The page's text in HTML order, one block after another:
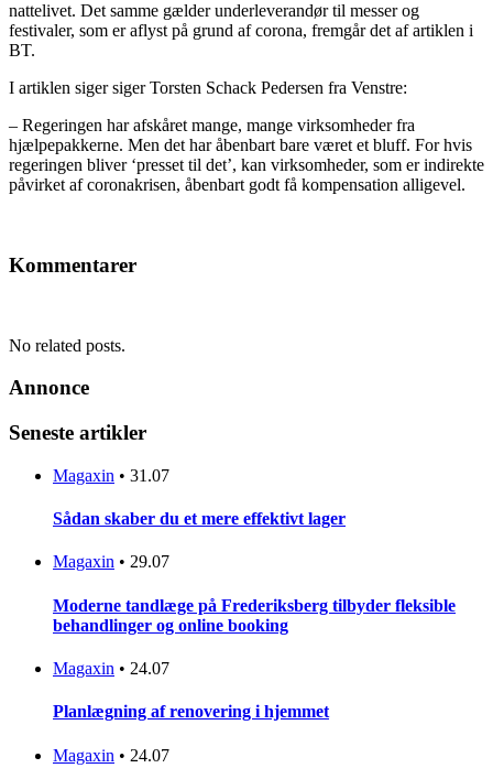
nattelivet. Det samme gælder underleverandør til messer og
festivaler, som er aflyst på grund af corona, fremgår det af artiklen i
BT.
I artiklen siger siger Torsten Schack Pedersen fra Venstre:
– Regeringen har afskåret mange, mange virksomheder fra
hjælpepakkerne. Men det har åbenbart bare været et bluff. For hvis
regeringen bliver ‘presset til det’, kan virksomheder, som er indirekte
påvirket af coronakrisen, åbenbart godt få kompensation alligevel.
Kommentarer
No related posts.
Annonce
Seneste artikler
Magaxin • 31.07
Sådan skaber du et mere effektivt lager
Magaxin • 29.07
Moderne tandlæge på Frederiksberg tilbyder fleksible
behandlinger og online booking
Magaxin • 24.07
Planlægning af renovering i hjemmet
Magaxin • 24.07